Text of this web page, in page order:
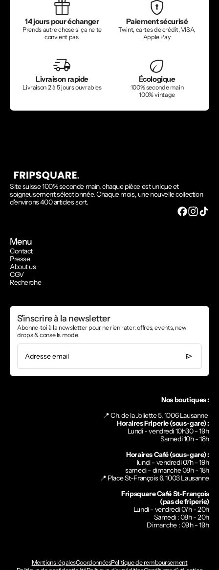
14 jours pour échanger
Prends autre chose si ça ne te
convient pas.
Paiement sécurisé
Twint, cartes de crédit, VISA,
Apple Pay
Livraison rapide
Livraison 2 à 5 jours ouvrables
Écologique
100% seconde main
100% vintage
Site suisse 100% seconde main, chaque pièce est unique et
soigneusement sélectionnée. Chaque mois, une nouvelle collection
d'environs 400 articles sort.
Menu
Contact
Presse
About us
CGV
Recherche
S'inscrire à la newsletter
Abonne-toi à la newsletter pour ne rien rater: offres, events, new
drops & conseils mode.
Adresse email
Nos boutiques :
📍 Ch. de la Joliette 5, 1006 Lausanne
Horaires Friperie (sous-gare) :
Lundi - vendredi 10h30 - 19h
Samedi 10h - 18h
Horaires Café (sous-gare) :
lundi - vendredi 07h - 19h
samedi - dimanche 08h - 18h
📍 Place St-François 6, 1003 Lausanne
Fripsquare Café St-François
(pas de friperie)
Lundi - vendredi 07h - 20h
Samedi : 08h - 20h
Dimanche : 09h - 19h
Mentions légalesCoordonnéesPolitique de remboursement